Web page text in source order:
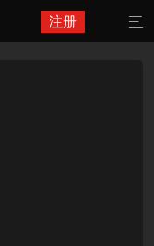
注册 